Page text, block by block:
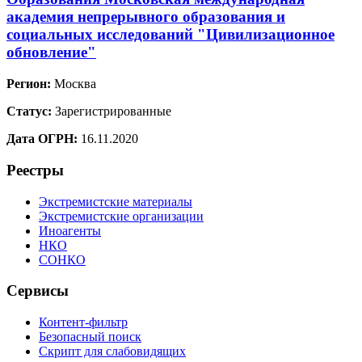
академия непрерывного образования и
социальных исследований "Цивилизационное
обновление"
Регион: Москва
Статус: Зарегистрированные
Дата ОГРН: 16.11.2020
Реестры
Экстремистские материалы
Экстремистские организации
Иноагенты
НКО
СОНКО
Сервисы
Контент-фильтр
Безопасный поиск
Скрипт для слабовидящих